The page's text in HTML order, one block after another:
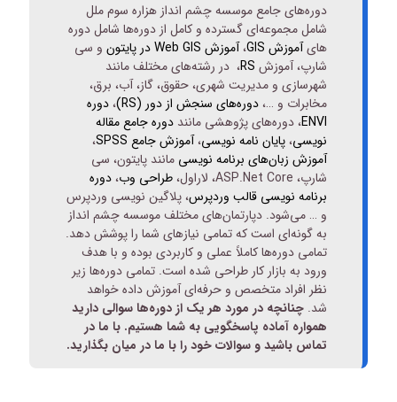
دوره‌های جامع موسسه چشم انداز هزاره سوم ملل
شامل مجموعه‌ای گسترده و کامل از دوره‌ها شامل دوره
هایآموزش GIS ،آموزش Web GIS در پایتون
و سی
شارپ، آموزش RS، در رشته‌های مختلف مانند
شهرسازی و مدیریت شهری، حقوق، گاز، آب، برق،
مخابرات و …،دوره‌های سنجش از دور (RS) ،دوره
ENVI، دوره‌های پژوهشی ماننددوره جامع مقاله
نویسی،پایان نامه نویسی،آموزش جامع SPSS
،
آموزش زبان‌های برنامه نویسی مانند پایتون، سی
شارپ، ASP.Net Core، لاراول،
طراحی وب،دوره
برنامه نویسی قالب وردپرس، پلاگین نویسی وردپرس
و … می‌شود. دپارتمان‌های مختلف موسسه چشم انداز
به گونه‌ای است که تمامی نیازهای شما را پوشش دهد.
تمامی دوره‌ها کاملاً عملی و کاربردی بوده و با هدف
ورود به بازار کار طراحی شده است. تمامی دوره‌ها زیر
نظر افراد متخصص و حرفه‌ای آموزش داده خواهد
شد.چنانچه در مورد هر یک از دوره‌ها سوالی دارید
همواره آماده پاسخگویی به شما هستیم. با ما در
تماس باشید و سوالات خود را با ما در میان بگذارید.